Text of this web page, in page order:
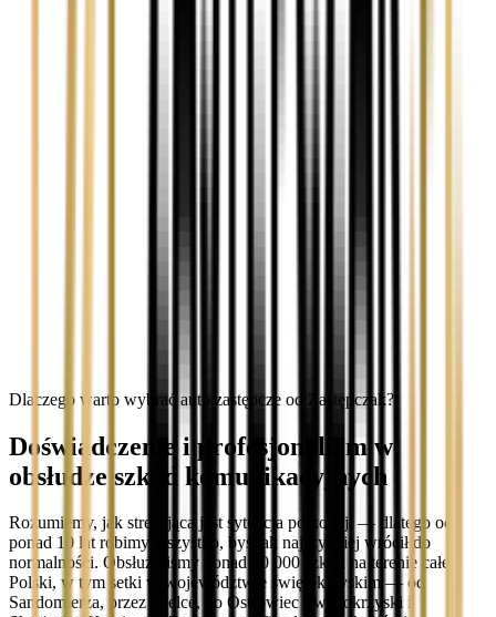
Dlaczego warto wybrać auto zastępcze od Zastępczak?
Doświadczenie i profesjonalizm w
obsłudze szkód komunikacyjnych
Rozumiemy, jak stresująca jest sytuacja po kolizji — dlatego od
ponad 10 lat robimy wszystko, byś jak najszybciej wrócił do
normalności. Obsłużyliśmy ponad 10 000 szkód na terenie całej
Polski, w tym setki w województwie świętokrzyskim — od
Sandomierza, przez Kielce, po Ostrowiec Świętokrzyski i